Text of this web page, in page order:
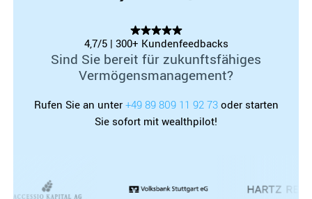
4,7/5 | 300+ Kundenfeedbacks
Sind Sie bereit für zukunftsfähiges
Vermögensmanagement?
Rufen Sie an unter +49 89 809 11 92 73 oder starten
Sie sofort mit wealthpilot!